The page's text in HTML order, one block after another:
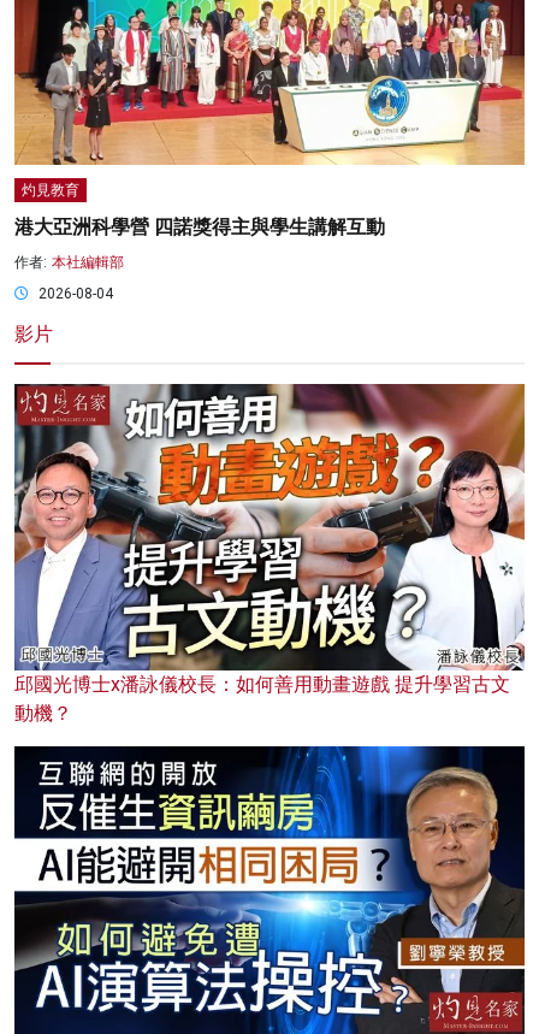
灼見教育
港大亞洲科學營 四諾獎得主與學生講解互動
作者: 本社編輯部
2026-08-04
影片
邱國光博士x潘詠儀校長：如何善用動畫遊戲 提升學習古文
動機？